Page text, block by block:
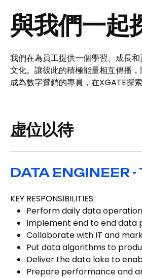
與我們一起
我們在為員工提供一個學習、成長
文化。讓彼此的積極能量相互傳播
成為數字營銷的專員，在XGATE探
虚位以待
DATA ENGINEER
KEY RESPONSIBILITIES:
Perform daily data
Implement end to end data
Collaborate with IT and
Put data algorithms to
Deliver the data lake to
Prepare performance and